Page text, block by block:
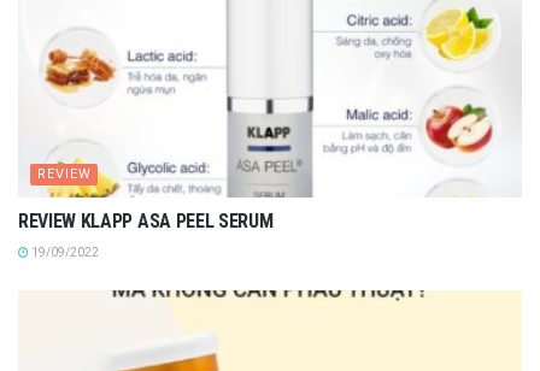
REVIEW
REVIEW KLAPP ASA PEEL SERUM
19/09/2022